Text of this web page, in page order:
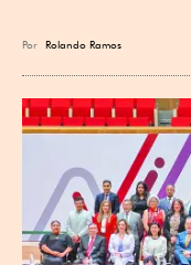
Por Rolando Ramos